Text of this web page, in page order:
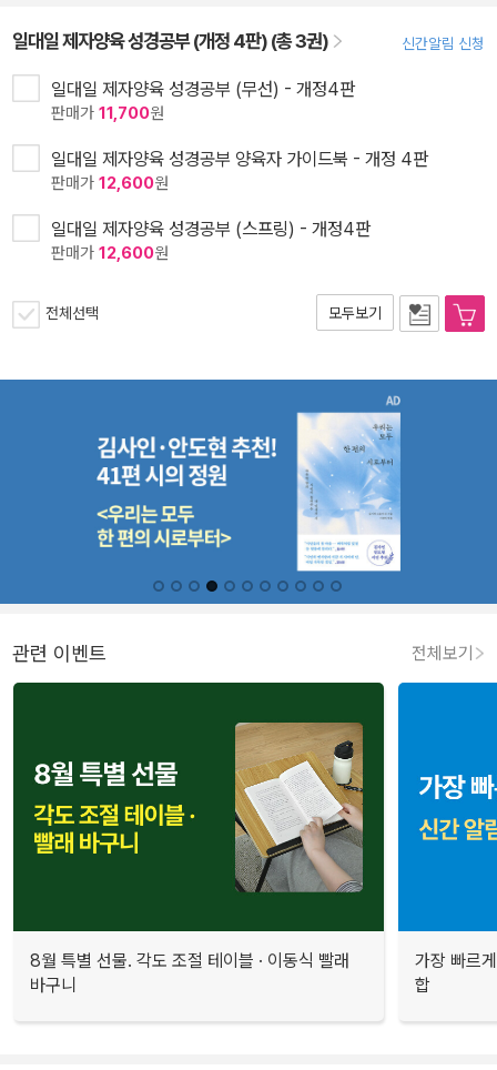
일대일 제자양육 성경공부 (개정 4판) (총 3권) 신간알림 신청
일대일 제자양육 성경공부 (무선) - 개정4판
판매가 11,700원
일대일 제자양육 성경공부 양육자 가이드북 - 개정 4판
판매가 12,600원
일대일 제자양육 성경공부 (스프링) - 개정4판
판매가 12,600원
전체선택 모두보기
관련 이벤트 전체보기
8월 특별 선물. 각도 조절 테이블 · 이동식 빨래
바구니
가장 빠르
합